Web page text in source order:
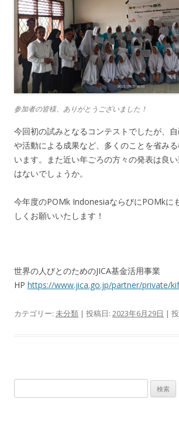
参加者の皆様、ありがとうございました！
今回初の試みとなるコンテストでしたが、
や活動による成果など、多くのことを省み
います。また近い年ごろの方々の発表は良
はないでしょうか。
今年度のPOMk IndonesiaならびにPOMkに
しくお願いいたします！
世界の人びとのためのJICA基金活用事業
HP https://www.jica.go.jp/partner/private/
カテゴリー: 未分類 | 投稿日: 2023年6月29日 |
索: